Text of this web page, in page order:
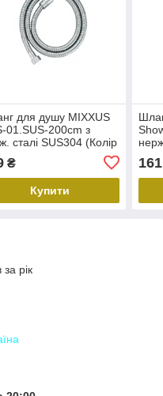
для душу MIXXUS
01.SUS-200cm з
сталі SUS304 (Колір
₴
Купити
161
рік